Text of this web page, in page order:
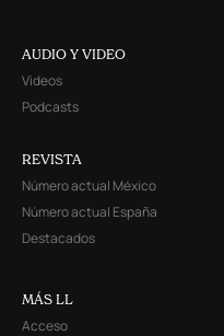
AUDIO Y VIDEO
Videos
Podcasts
REVISTA
Número actual México
Número actual España
Destacados
MÁS LL
Acceso